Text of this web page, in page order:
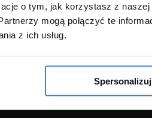
o tym, jak korzystasz z
mogą połączyć te
z ich usług.
Spersonalizuj
Regulamin
Zwroty i
Polityka